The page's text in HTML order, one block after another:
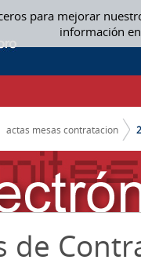
para mejorar
información
actas mesas contratacion
de